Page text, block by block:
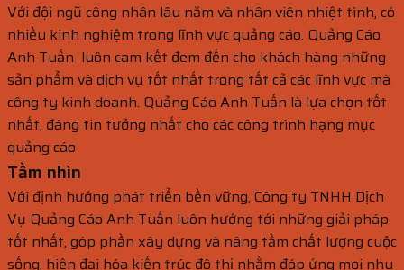
Với đội ngũ công nhân lâu năm và nhân viên nhiệt tình, có
nhiều kinh nghiệm trong lĩnh vực quảng cáo. Quảng Cáo
Anh Tuấn luôn cam kết đem đến cho khách hàng những
sản phẩm và dịch vụ tốt nhất trong tất cả các lĩnh vực mà
công ty kinh doanh. Quảng Cáo Anh Tuấn là lựa chọn tốt
nhất, đáng tin tưởng nhất cho các công trình hạng mục
quảng cáo
Tầm nhìn
Với định hướng phát triển bền vững, Công ty TNHH Dịch
Vụ Quảng Cáo Anh Tuấn luôn hướng tới những giải pháp
tốt nhất, góp phần xây dựng và nâng tầm chất lượng cuộc
sống, hiện đại hóa kiến trúc đô thị nhằm đáp ứng mọi nhu